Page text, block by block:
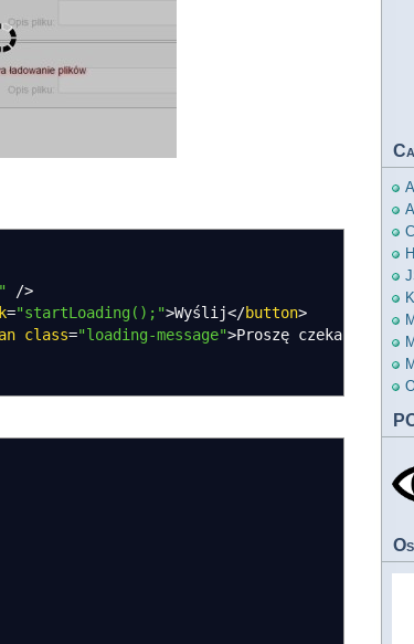
/>
="startLoading();">Wyślij</button>
class="loading-message">Proszę czekać ><